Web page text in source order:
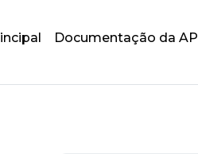
Documentação da API